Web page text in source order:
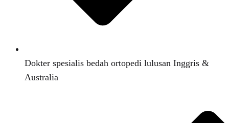
Dokter spesialis bedah ortopedi lulusan Inggris &
Australia